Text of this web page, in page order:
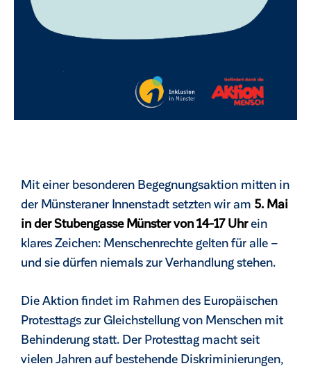
Mit einer besonderen Begegnungsaktion mitten in
der Münsteraner Innenstadt setzten wir am 5. Mai
in der Stubengasse Münster von 14-17 Uhrein
klares Zeichen: Menschenrechte gelten für alle –
und sie dürfen niemals zur Verhandlung stehen.
Die Aktion findet im Rahmen des Europäischen
Protesttags zur Gleichstellung von Menschen mit
Behinderung statt. Der Protesttag macht seit
vielen Jahren auf bestehende Diskriminierungen,